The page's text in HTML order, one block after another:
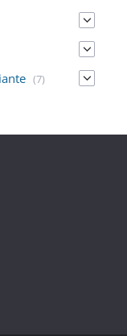
(7)